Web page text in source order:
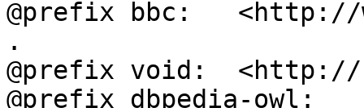
@prefix bbc:   <http://
.
@prefix void:
@prefix dbpedia-owl: